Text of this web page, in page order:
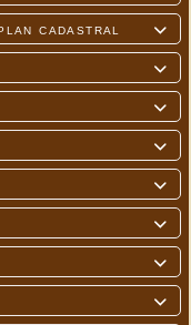

cadastral






